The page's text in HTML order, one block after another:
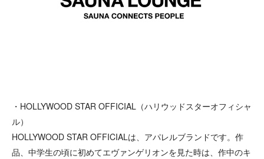
・HOLLYWOOD STAR OFFICIAL（ハリウッドスターオフィシャ
ル）
HOLLYWOOD STAR OFFICIALは、アパレルブランドです。作
品、中学生の頃に初めてエヴァンゲリオンを見た時は、作中のキ